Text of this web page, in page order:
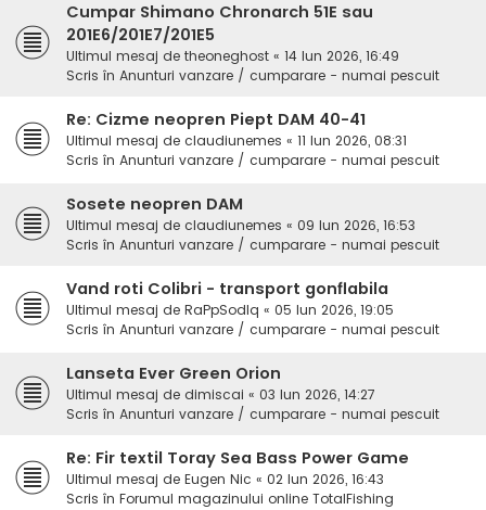
Cumpar Shimano Chronarch 51E sau
201E6/201E7/201E5
Ultimul mesaj de theoneghost « 14 Iun 2026, 16:49
Scris în Anunturi vanzare / cumparare - numai pescuit
Re: Cizme neopren Piept DAM 40-41
Ultimul mesaj de claudiunemes « 11 Iun 2026, 08:31
Scris în Anunturi vanzare / cumparare - numai pescuit
Sosete neopren DAM
Ultimul mesaj de claudiunemes « 09 Iun 2026, 16:53
Scris în Anunturi vanzare / cumparare - numai pescuit
Vand roti Colibri - transport gonflabila
Ultimul mesaj de RaPpSodIq « 05 Iun 2026, 19:05
Scris în Anunturi vanzare / cumparare - numai pescuit
Lanseta Ever Green Orion
Ultimul mesaj de dimiscai « 03 Iun 2026, 14:27
Scris în Anunturi vanzare / cumparare - numai pescuit
Re: Fir textil Toray Sea Bass Power Game
Ultimul mesaj de Eugen Nic « 02 Iun 2026, 16:43
Scris în Forumul magazinului online TotalFishing